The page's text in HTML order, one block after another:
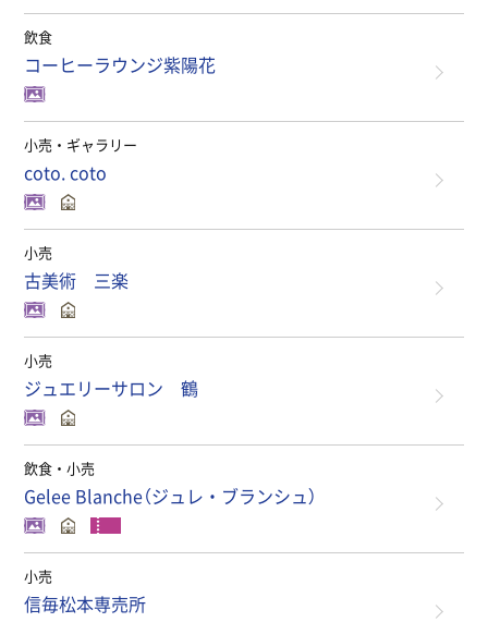
飲食
コーヒーラウンジ紫陽花
小売・ギャラリー
coto. coto
小売
古美術 三楽
小売
ジュエリーサロン 鶴
飲食・小売
Gelee Blanche（ジュレ・ブランシュ）
小売
信毎松本専売所